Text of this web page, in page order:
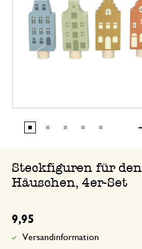
Steckfiguren für
Häuschen, 4er-Set
9,95
Versandinformation